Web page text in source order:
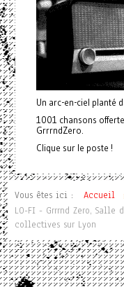
Un arc-en-ciel planté
1001 chansons
GrrrndZero.
Clique sur le poste !
Vous êtes ici :
Accueil
LO-FI - Grrrnd Zero,
collectives sur Lyon